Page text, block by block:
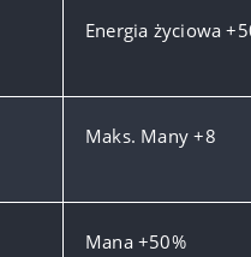
Energia życiowa
Maks. Many +8
Mana +50%